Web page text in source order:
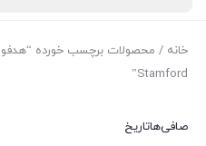
خانه
Stamford”
صافی‌هاتاریخ